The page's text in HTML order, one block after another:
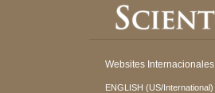
Websites Internacionales
ENGLISH (US/International)